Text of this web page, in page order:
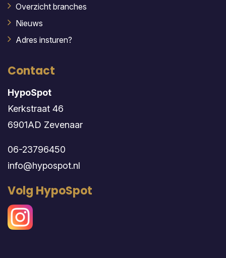
Overzicht branches
Nieuws
Adres insturen?
Contact
HypoSpot
Kerkstraat 46
6901AD Zevenaar
06-23796450
info@hypospot.nl
Volg HypoSpot